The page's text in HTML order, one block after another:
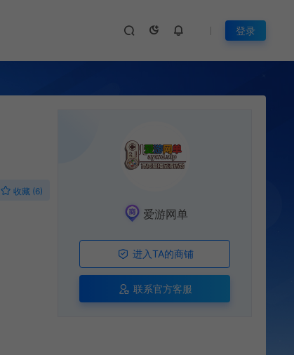
登录
收藏 (6)
爱游网单
进入TA的商铺
联系官方客服